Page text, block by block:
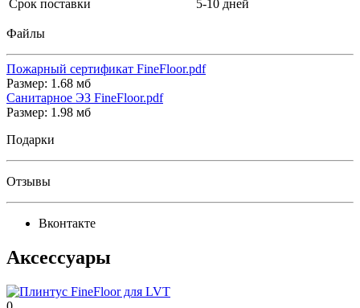
Срок поставки
5-10 дней
Файлы
Пожарный сертификат FineFloor.pdf
Размер: 1.68 мб
Санитарное ЭЗ FineFloor.pdf
Размер: 1.98 мб
Подарки
Отзывы
Вконтакте
Аксессуары